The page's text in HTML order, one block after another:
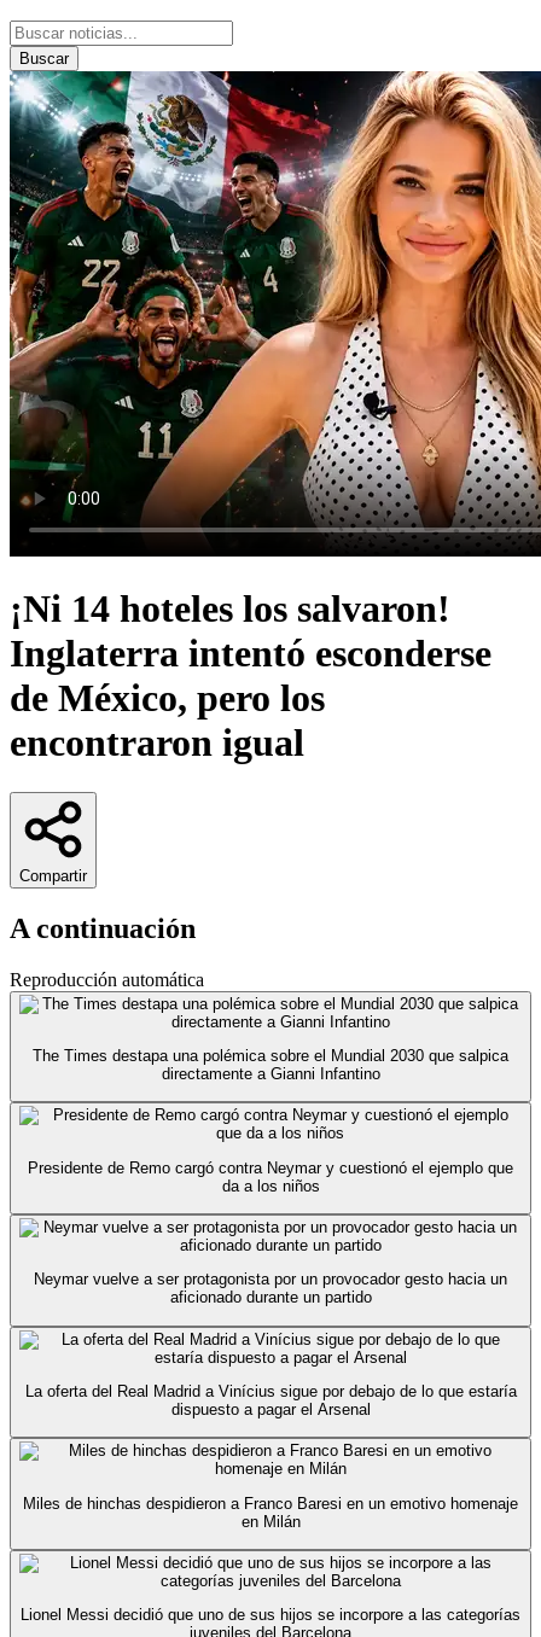
Buscar
¡Ni 14 hoteles los salvaron!
Inglaterra intentó esconderse
de México, pero los
encontraron igual
Compartir
A continuación
Reproducción automática
The Times destapa una polémica sobre el Mundial 2030 que salpica
directamente a Gianni Infantino
Presidente de Remo cargó contra Neymar y cuestionó el ejemplo que
da a los niños
Neymar vuelve a ser protagonista por un provocador gesto hacia un
aficionado durante un partido
La oferta del Real Madrid a Vinícius sigue por debajo de lo que estaría
dispuesto a pagar el Arsenal
Miles de hinchas despidieron a Franco Baresi en un emotivo homenaje
en Milán
Lionel Messi decidió que uno de sus hijos se incorpore a las categorías
juveniles del Barcelona